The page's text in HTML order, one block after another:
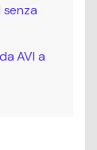
senza
AVI a